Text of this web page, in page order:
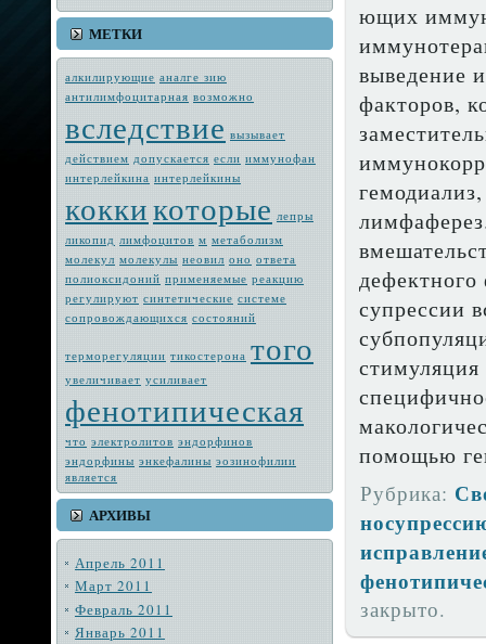
МЕТКИ
алкилирующие аналге зию
антилимфоцитарная возмож­но
вследствие вызывает
действием допускается если иммунофан
интерлейкина интерлейкины
коккикоторые лепры
ликопид лимфоцитов м метабо­лизм
молекул молекулы неовил оно ответа
полиоксидоний применяемые реакцию
регулируют синтетические системе
сопровождающих­ся состояний
терморегуляции тикостерона того
увеличивает усиливает
фенотипическая
что электро­литов эндорфинов
эндорфины энкефалины эозинофилии
является
АРХИВЫ
Апрель 2011
Март 2011
Февраль 2011
Январь 2011
ющих
выведе­ние
факторов,
супрессии
помощью
Рубрика:
закрыто.